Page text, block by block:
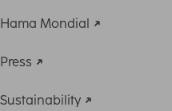
Hama Mondial
Press
Sustainability